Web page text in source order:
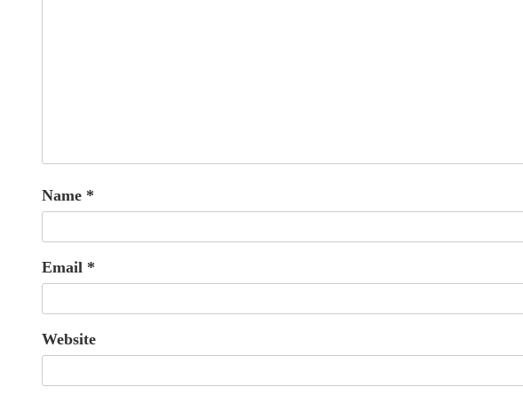
Name *
Email *
Website